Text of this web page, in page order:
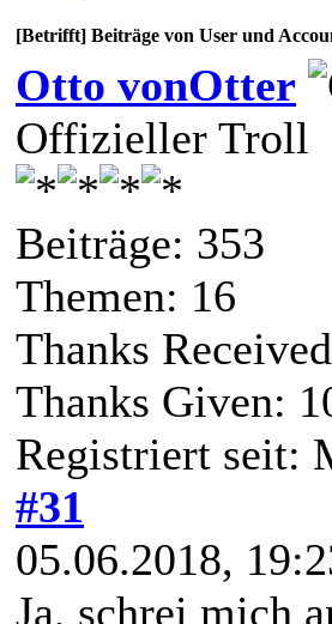
[Betrifft] Beiträge von User und
Otto vonOtter
Offizieller Troll
Beiträge: 353
Themen: 16
Thanks
Thanks Given:
Registriert seit:
#31
05.06.2018,
Ja, schrei mich